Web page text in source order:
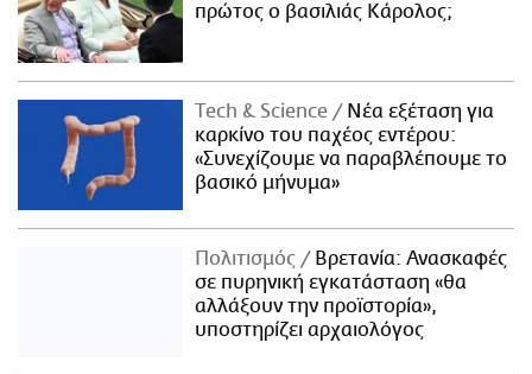
πρώτος ο βασιλιάς Κάρολος;
Τech & Science
Νέα εξέταση για
καρκίνο του παχέος εντέρου:
«Συνεχίζουμε να παραβλέπουμε το
βασικό μήνυμα»
Πολιτισμός
Βρετανία: Ανασκαφές
σε πυρηνική εγκατάσταση «θα
αλλάξουν την προϊστορία»,
υποστηρίζει αρχαιολόγος